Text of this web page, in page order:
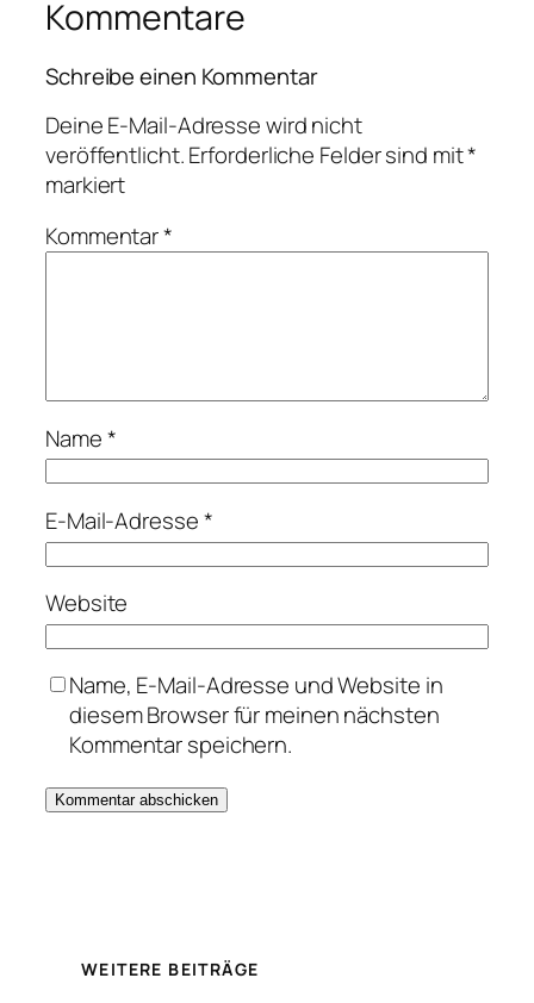
Kommentare
Schreibe einen Kommentar
Deine E-Mail-Adresse wird nicht
veröffentlicht.Erforderliche Felder sind mit*
markiert
Kommentar*
Name*
E-Mail-Adresse*
Website
Name, E-Mail-Adresse und Website in
diesem Browser für meinen nächsten
Kommentar speichern.
WEITERE BEITRÄGE